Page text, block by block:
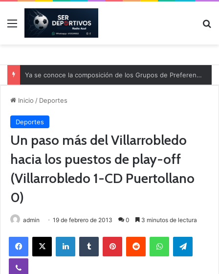
Menú
Ya se conoce la composición de los Grupos de Preferente y el calendario
Inicio / Deportes
Deportes
Un paso más del Villarrobledo
hacia los puestos de play-off
(Villarrobledo 1-CD Puertollano
0)
admin 19 de febrero de 2013 0 3 minutos de lectura